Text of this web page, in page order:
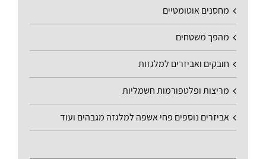
מחסנים אוטומטיים
מהפך משטחים
חובקים ואביזרים למלגזות
מריצות ופלטפורמות חשמליות
אביזרים נוספים פחי אשפה למלגזה מגבהים ועוד